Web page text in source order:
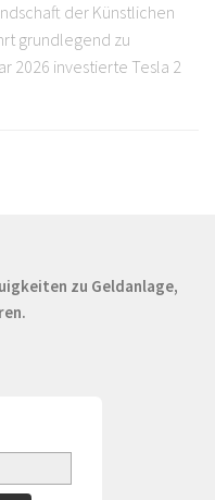
der Künstlichen
grundlegend zu
2026 investierte Tesla 2
zu Geldanlage,